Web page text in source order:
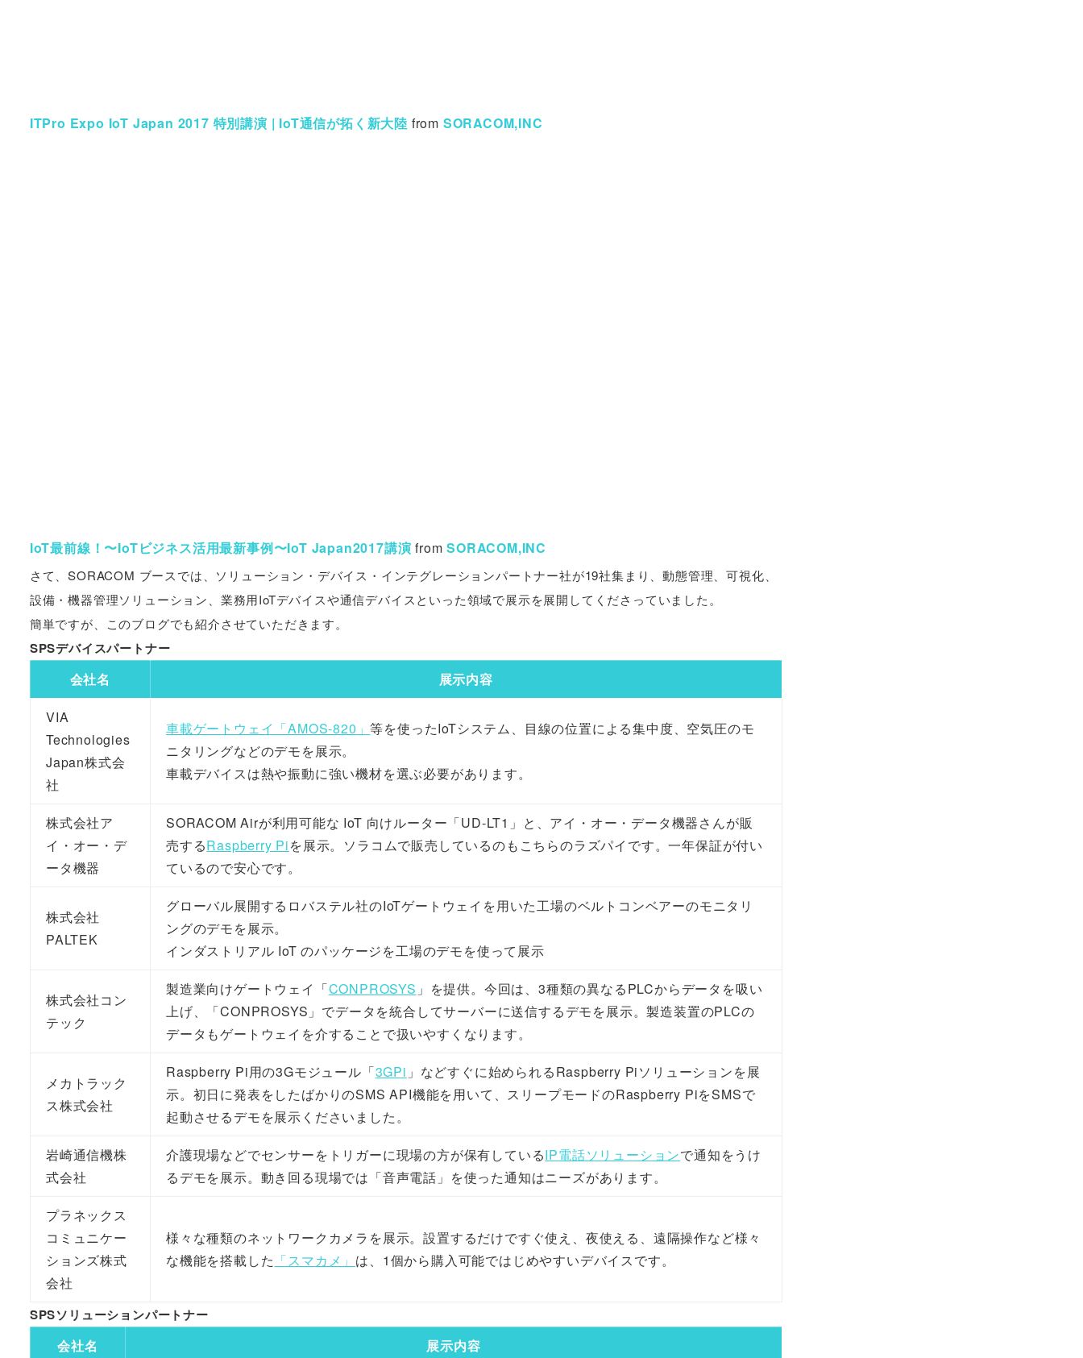
ITPro Expo IoT Japan 2017 特別講演 | IoT通信が拓く新大陸 from SORACOM,INC
IoT最前線！〜IoTビジネス活用最新事例〜IoT Japan2017講演 fromSORACOM,INC
さて、SORACOM ブースでは、ソリューション・デバイス・インテグレーションパートナー社が19社集まり、動態管理、可視化、
設備・機器管理ソリューション、業務用IoTデバイスや通信デバイスといった領域で展示を展開してくださっていました。
簡単ですが、このブログでも紹介させていただきます。
SPSデバイスパートナー
会社名 展示内容
VIA
Technologies
Japan株式会
社
車載ゲートウェイ「AMOS-820」等を使ったIoTシステム、目線の位置による集中度、空気圧のモ
ニタリングなどのデモを展示。
車載デバイスは熱や振動に強い機材を選ぶ必要があります。
株式会社ア
イ・オー・デ
ータ機器
SORACOM Airが利用可能な IoT 向けルーター「UD-LT1」と、アイ・オー・データ機器さんが販
売するRaspberry Piを展示。ソラコムで販売しているのもこちらのラズパイです。一年保証が付い
ているので安心です。
株式会社
PALTEK
グローバル展開するロバステル社のIoTゲートウェイを用いた工場のベルトコンベアーのモニタリ
ングのデモを展示。
インダストリアル IoT のパッケージを工場のデモを使って展示
株式会社コン
テック
製造業向けゲートウェイ「CONPROSYS 」を提供。今回は、3種類の異なるPLCからデータを吸い
上げ、「CONPROSYS」でデータを統合してサーバーに送信するデモを展示。製造装置のPLCの
データもゲートウェイを介することで扱いやすくなります。
メカトラック
ス株式会社
Raspberry Pi用の3Gモジュール「3GPi 」などすぐに始められるRaspberry Piソリューションを展
示。初日に発表をしたばかりのSMS API機能を用いて、スリープモードのRaspberry PiをSMSで
起動させるデモを展示くださいました。
岩崎通信機株
式会社
介護現場などでセンサーをトリガーに現場の方が保有しているIP電話ソリューションで通知をうけ
るデモを展示。動き回る現場では「音声電話」を使った通知はニーズがあります。
プラネックス
コミュニケー
ションズ株式
会社
様々な種類のネットワークカメラを展示。設置するだけですぐ使え、夜使える、遠隔操作など様々
な機能を搭載した 「スマカメ」 は、1個から購入可能ではじめやすいデバイスです。
SPSソリューションパートナー
会社名 展示内容